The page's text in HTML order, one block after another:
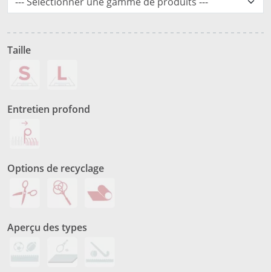
Taille
Entretien profond
Options de recyclage
Aperçu des types